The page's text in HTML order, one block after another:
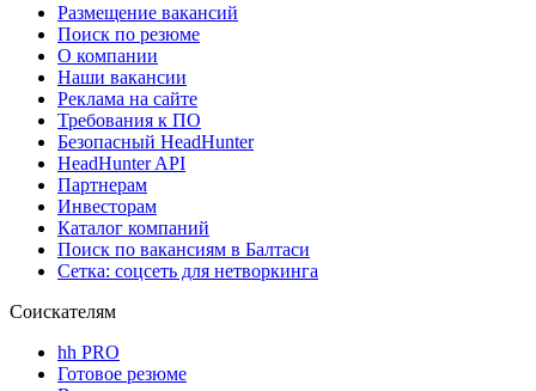
Размещение вакансий
Поиск по резюме
О компании
Наши вакансии
Реклама на сайте
Требования к ПО
Безопасный HeadHunter
HeadHunter API
Партнерам
Инвесторам
Каталог компаний
Поиск по вакансиям в Балтаси
Сетка: соцсеть для нетворкинга
Соискателям
hh PRO
Готовое резюме